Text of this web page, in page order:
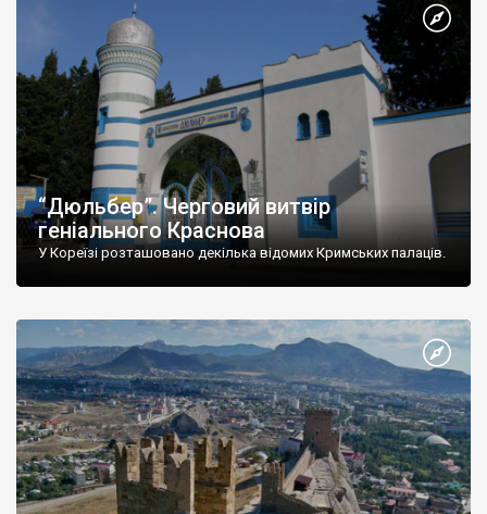
“Дюльбер”. Черговий витвір
геніального Краснова
У Кореїзі розташовано декілька відомих Кримських палаців.